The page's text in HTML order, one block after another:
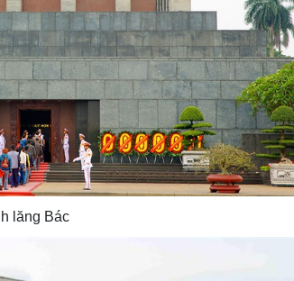
lăng Bác